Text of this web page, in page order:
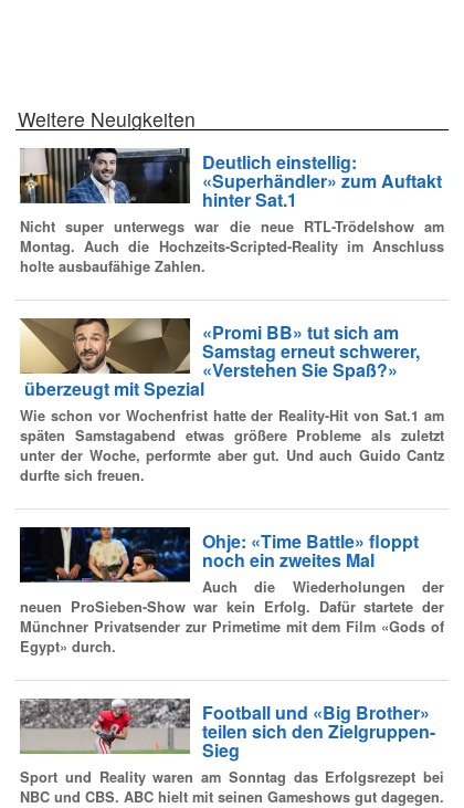
Weitere Neuigkeiten
Deutlich einstellig:
«Superhändler» zum Auftakt
hinter Sat.1
Nicht super unterwegs war die neue RTL-Trödelshow am
Montag. Auch die Hochzeits-Scripted-Reality im Anschluss
holte ausbaufähige Zahlen.
«Promi BB» tut sich am
Samstag erneut schwerer,
«Verstehen Sie Spaß?»
überzeugt mit Spezial
Wie schon vor Wochenfrist hatte der Reality-Hit von Sat.1 am
späten Samstagabend etwas größere Probleme als zuletzt
unter der Woche, performte aber gut. Und auch Guido Cantz
durfte sich freuen.
Ohje: «Time Battle» floppt
noch ein zweites Mal
Auch die Wiederholungen der
neuen ProSieben-Show war kein Erfolg. Dafür startete der
Münchner Privatsender zur Primetime mit dem Film «Gods of
Egypt» durch.
Football und «Big Brother»
teilen sich den Zielgruppen-
Sieg
Sport und Reality waren am Sonntag das Erfolgsrezept bei
NBC und CBS. ABC hielt mit seinen Gameshows gut dagegen.